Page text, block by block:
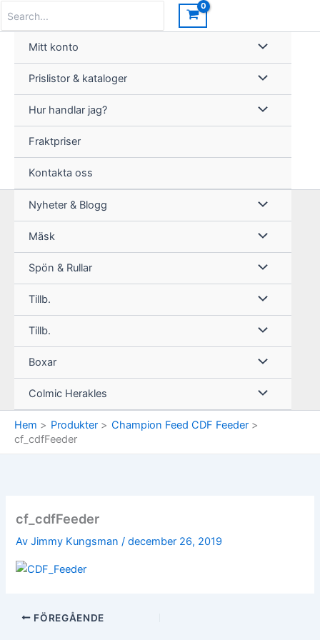
innehåll
for:
Mitt konto
Prislistor & kataloger
Hur handlar jag?
Fraktpriser
Kontakta oss
Nyheter & Blogg
Mäsk
Spön & Rullar
Tillb.
Tillb.
Boxar
Colmic Herakles
Hem Produkter
Champion Feed CDF Feeder
cf_cdfFeeder
cf_cdfFeeder
AvJimmy Kungsman/december 26, 2019
FÖREGÅENDE